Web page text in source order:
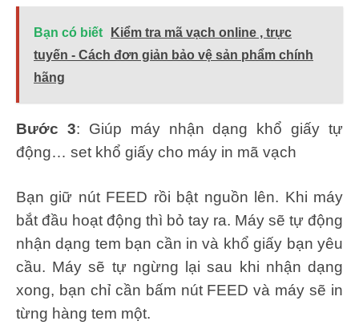
Bạn có biết
Kiểm tra mã vạch online , trực
tuyến - Cách đơn giản bảo vệ sản phẩm chính
hãng
Bước 3: Giúp máy nhận dạng khổ giấy tự
động… set khổ giấy cho máy in mã vạch
Bạn giữ nút FEED rồi bật nguồn lên. Khi máy
bắt đầu hoạt động thì bỏ tay ra. Máy sẽ tự động
nhận dạng tem bạn cần in và khổ giấy bạn yêu
cầu. Máy sẽ tự ngừng lại sau khi nhận dạng
xong, bạn chỉ cần bấm nút FEED và máy sẽ in
từng hàng tem một.